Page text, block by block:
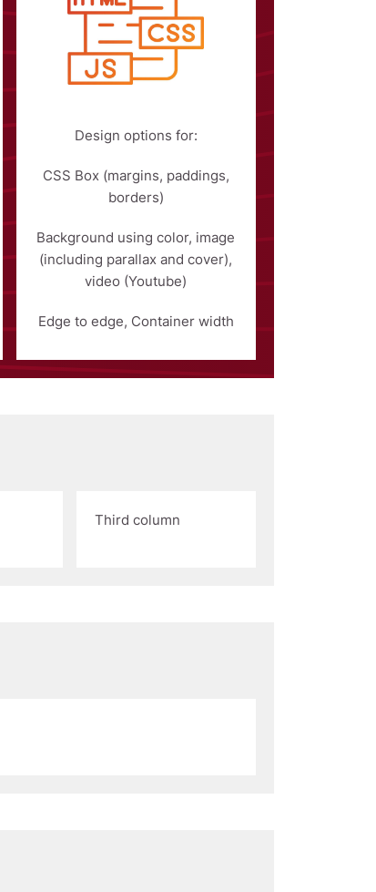
Design options for:
CSS Box (margins, paddings,
borders)
Background using color, image
(including parallax and cover),
video (Youtube)
Edge to edge, Container width
Third column